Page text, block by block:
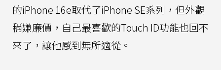
的iPhone 16e取代了iPhone SE系列，但外觀
稍嫌廉價，自己最喜歡的Touch ID功能也回不
來了，讓他感到無所適從。